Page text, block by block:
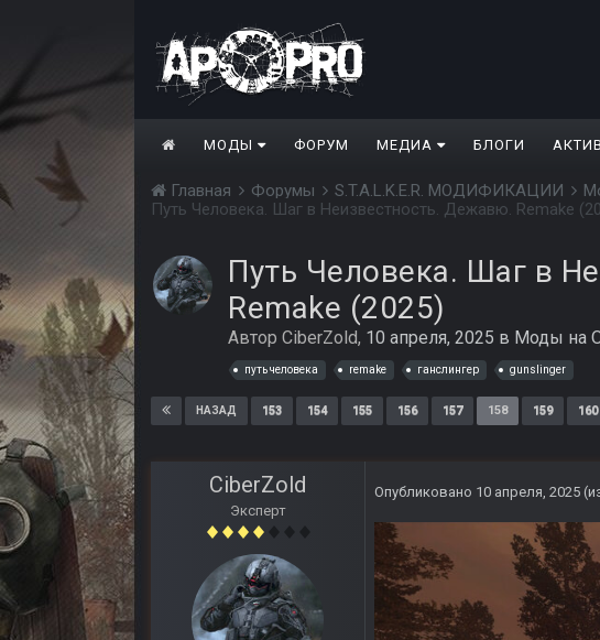
МОДЫ ФОРУМ МЕДИА БЛОГИ
Главная Форумы S.T.A.L.K.E.R. МОДИФИКАЦИИ
Путь Человека. Шаг в Неизвестность. Дежавю. Remake
Путь Человека. Шаг в
Remake (2025)
Автор CiberZold, 10 апреля, 2025 в Моды на
путь человека remake ганслингер gunslinger
НАЗАД 153 154 155 156 157 158 159 160
CiberZold
Эксперт
Опубликовано 10 апреля, 2025